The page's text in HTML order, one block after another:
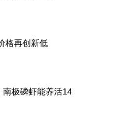
格再创新低
南极磷虾能养活14